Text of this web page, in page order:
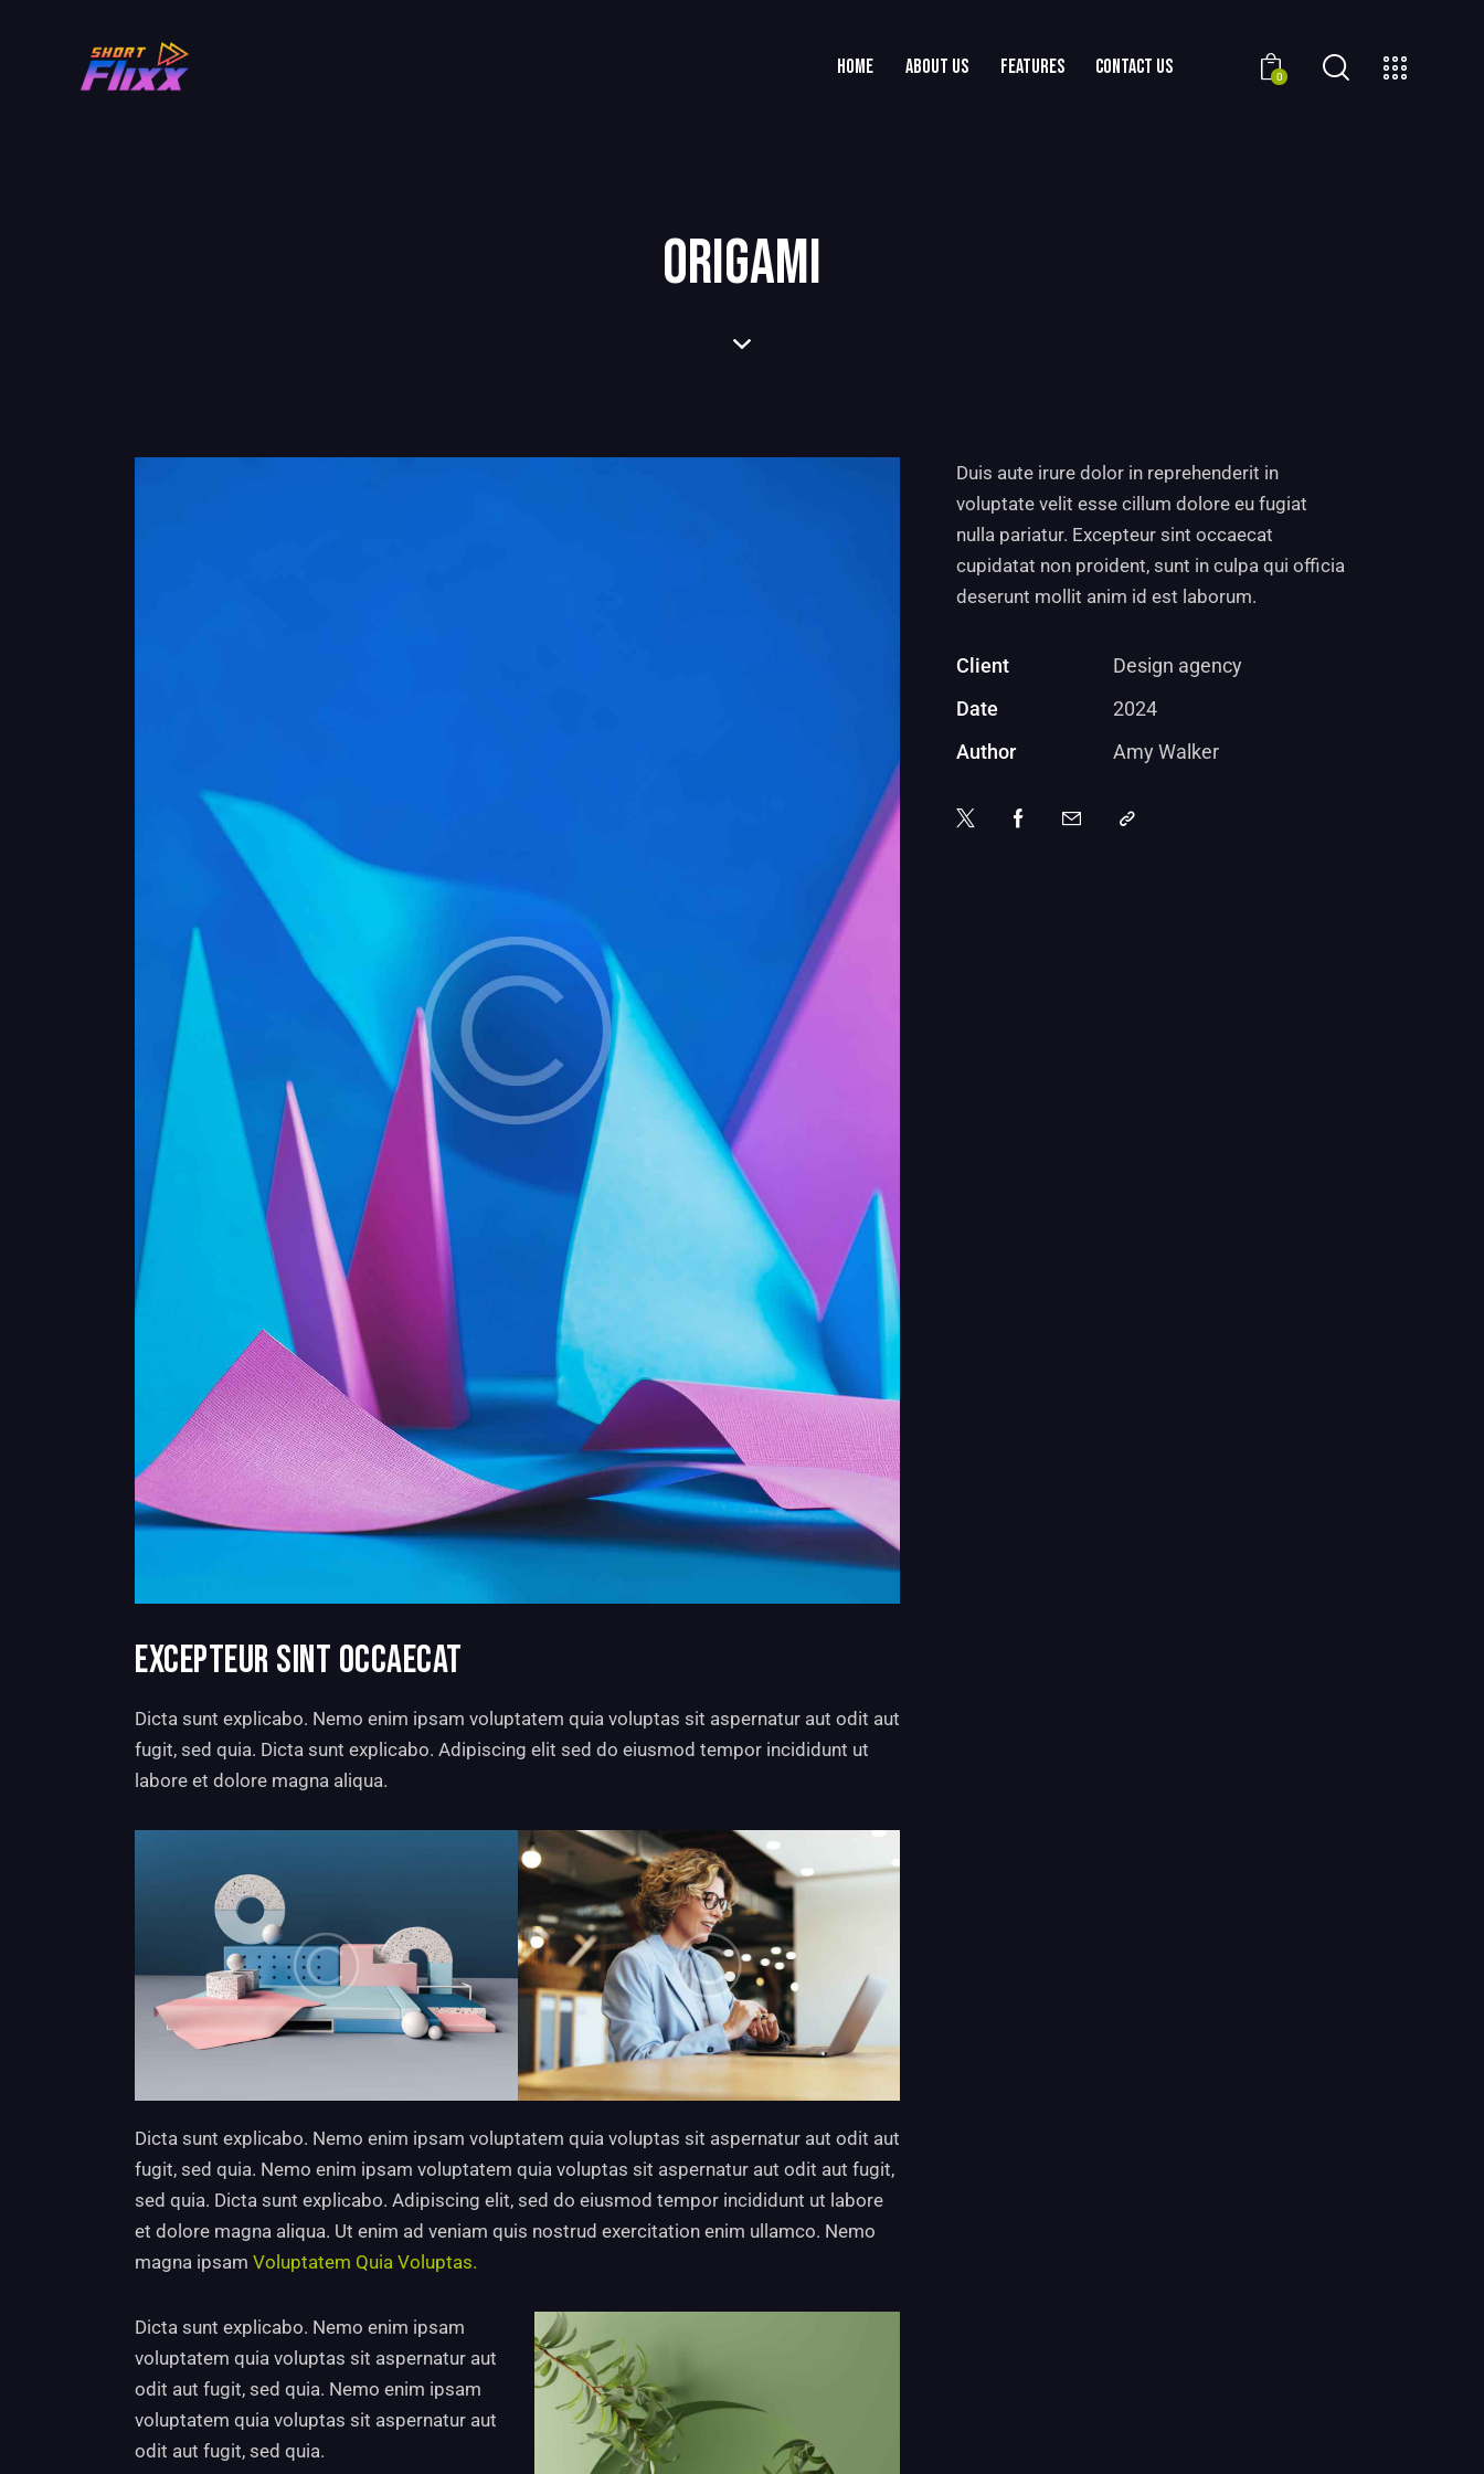
HOME ABOUT US FEATURES CONTACT US 0
ORIGAMI
EXCEPTEUR SINT OCCAECAT
Dicta sunt explicabo. Nemo enim ipsam voluptatem quia voluptas sit aspernatur aut odit aut
fugit, sed quia. Dicta sunt explicabo. Adipiscing elit sed do eiusmod tempor incididunt ut
labore et dolore magna aliqua.
Dicta sunt explicabo. Nemo enim ipsam voluptatem quia voluptas sit aspernatur aut odit aut
fugit, sed quia. Nemo enim ipsam voluptatem quia voluptas sit aspernatur aut odit aut fugit,
sed quia. Dicta sunt explicabo. Adipiscing elit, sed do eiusmod tempor incididunt ut labore
et dolore magna aliqua. Ut enim ad veniam quis nostrud exercitation enim ullamco. Nemo
magna ipsam Voluptatem Quia Voluptas.
Dicta sunt explicabo. Nemo enim ipsam
voluptatem quia voluptas sit aspernatur aut
odit aut fugit, sed quia. Nemo enim ipsam
voluptatem quia voluptas sit aspernatur aut
odit aut fugit, sed quia.
Duis aute irure dolor in reprehenderit in
voluptate velit esse cillum dolore eu fugiat
nulla pariatur. Excepteur sint occaecat
cupidatat non proident, sunt in culpa qui officia
deserunt mollit anim id est laborum.
Client
Design agency
Date
2024
Author
Amy Walker